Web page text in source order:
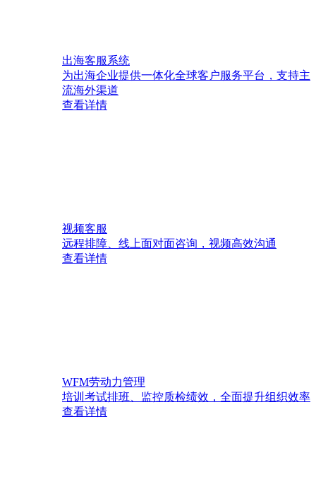
出海客服系统
为出海企业提供一体化全球客户服务平台，支持主
流海外渠道
查看详情
视频客服
远程排障、线上面对面咨询，视频高效沟通
查看详情
WFM劳动力管理
培训考试排班、监控质检绩效，全面提升组织效率
查看详情